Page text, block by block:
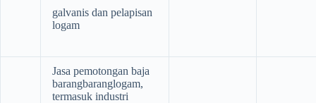
galvanis dan pelapisan
logam
Jasa pemotongan baja
barangbaranglogam,
termasuk industri